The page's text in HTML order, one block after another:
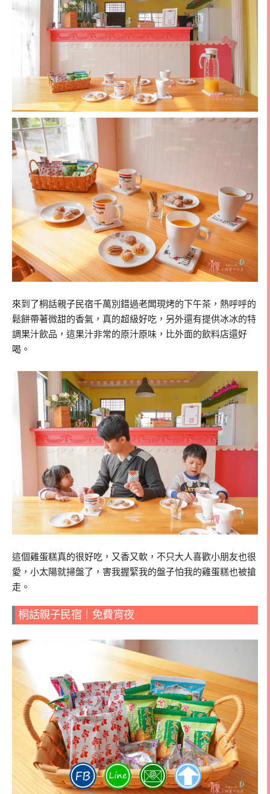
來到了桐話親子民宿千萬別錯過老闆現烤的下午茶，熱呼呼的
鬆餅帶著微甜的香氣，真的超級好吃，另外還有提供冰冰的特
調果汁飲品，這果汁非常的原汁原味，比外面的飲料店還好
喝。
這個雞蛋糕真的很好吃，又香又軟，不只大人喜歡小朋友也很
愛，小太陽就掃盤了，害我握緊我的盤子怕我的雞蛋糕也被搶
走。
桐話親子民宿｜免費宵夜